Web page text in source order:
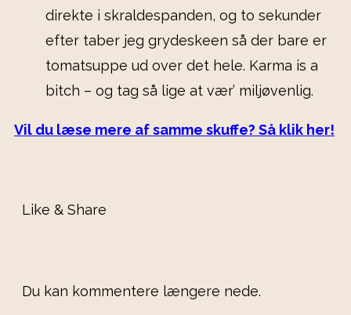
direkte i skraldespanden, og to sekunder
efter taber jeg grydeskeen så der bare er
tomatsuppe ud over det hele. Karma is a
bitch – og tag så lige at vær’ miljøvenlig.
Vil du læse mere af samme skuffe? Så klik her!
Like & Share
Du kan kommentere længere nede.